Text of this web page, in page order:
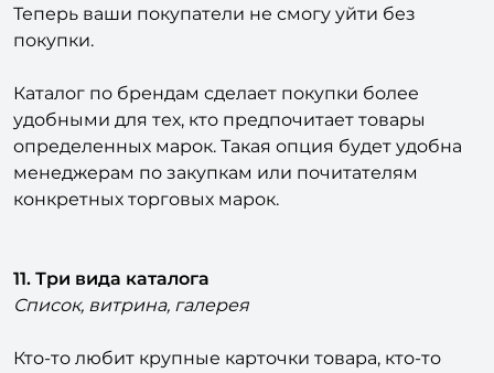
Теперь ваши покупатели не смогу уйти без
покупки.
Каталог по брендам сделает покупки более
удобными для тех, кто предпочитает товары
определенных марок. Такая опция будет удобна
менеджерам по закупкам или почитателям
конкретных торговых марок.
11. Три вида каталога
Список, витрина, галерея
Кто-то любит крупные карточки товара, кто-то